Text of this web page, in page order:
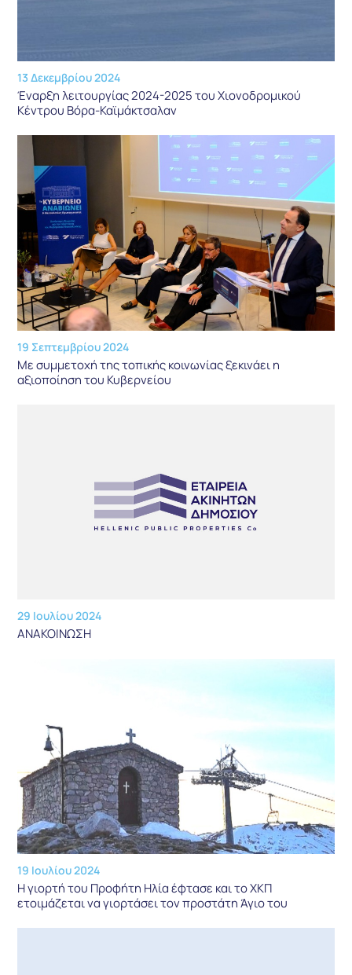
13 Δεκεμβρίου 2024
Έναρξη λειτουργίας 2024-2025 του Χιονοδρομικού
Κέντρου Βόρα-Καϊμάκτσαλαν
19 Σεπτεμβρίου 2024
Με συμμετοχή της τοπικής κοινωνίας ξεκινάει η
αξιοποίηση του Κυβερνείου
29 Ιουλίου 2024
ΑΝΑΚΟΙΝΩΣΗ
19 Ιουλίου 2024
Η γιορτή του Προφήτη Ηλία έφτασε και το ΧΚΠ
ετοιμάζεται να γιορτάσει τον προστάτη Άγιο του